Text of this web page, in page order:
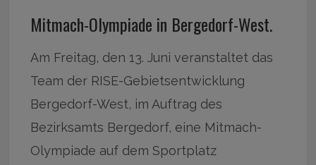
Mitmach-Olympiade in Bergedorf-West.
Am Freitag, den 13. Juni veranstaltet das
Team der RISE-Gebietsentwicklung
Bergedorf-West, im Auftrag des
Bezirksamts Bergedorf, eine Mitmach-
Olympiade auf dem Sportplatz